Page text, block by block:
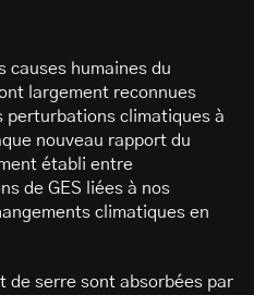
causes humaines du
largement reconnues
perturbations climatiques à
nouveau rapport du
établi entre
de GES liées à nos
climatiques en
de serre sont absorbées par